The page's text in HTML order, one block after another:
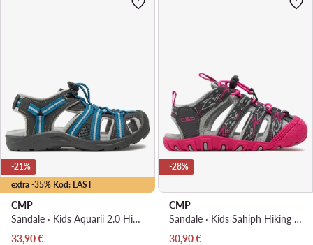
extra -35% Kod: LAST
-21%
CMP
Sandale · Kids Aquarii 2.0 Hiking Sandal 30Q9664 · Siva
Trenutna cijena
33,90€
-28%
CMP
Sandale · Kids Sahiph Hiking Sandal 30Q9524 · Siva
Trenutna cijena
30,90€